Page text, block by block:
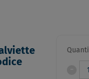
1